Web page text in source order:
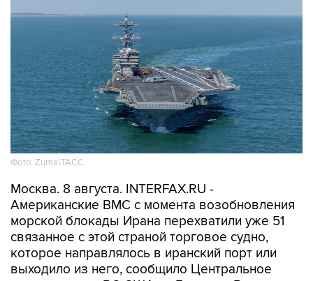
Фото: Zuma\ТАСС
Москва. 8 августа. INTERFAX.RU -
Американские ВМС с момента возобновления
морской блокады Ирана перехватили уже 51
связанное с этой страной торговое судно,
которое направлялось в иранский порт или
выходило из него, сообщило Центральное